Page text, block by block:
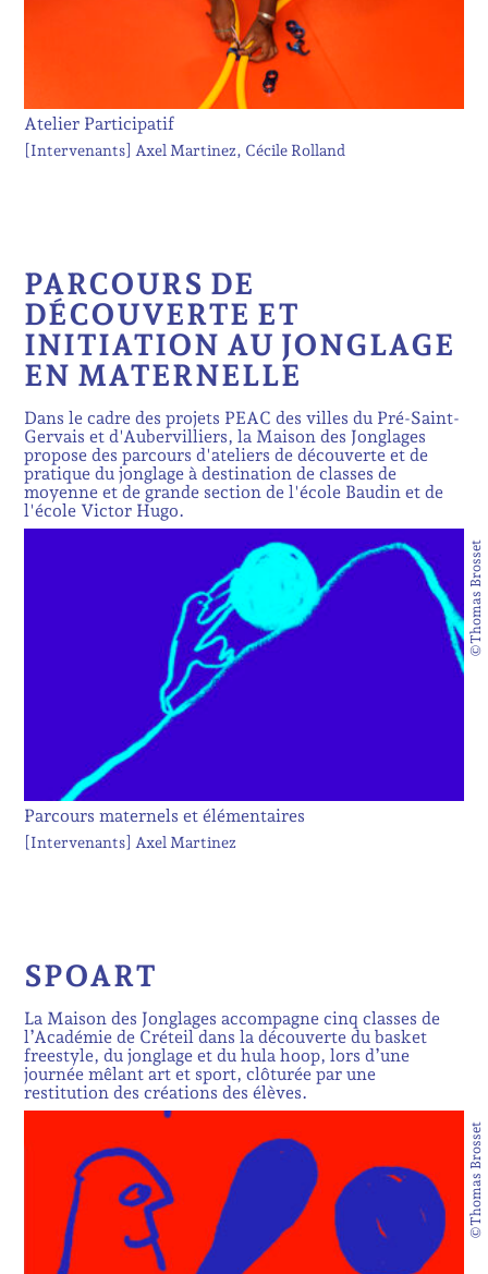
Atelier Participatif
[Intervenants] Axel Martinez Cécile Rolland
PARCOURS DE
DÉCOUVERTE ET
INITIATION AU JONGLAGE
EN MATERNELLE
Dans le cadre des projets PEAC des villes du Pré-Saint-
Gervais et d'Aubervilliers, la Maison des Jonglages
propose des parcours d'ateliers de découverte et de
pratique du jonglage à destination de classes de
moyenne et de grande section de l'école Baudin et de
l'école Victor Hugo.
©Thomas Brosset
Parcours maternels et élémentaires
[Intervenants] Axel Martinez
SPOART
La Maison des Jonglages accompagne cinq classes de
l’Académie de Créteil dans la découverte du basket
freestyle, du jonglage et du hula hoop, lors d’une
journée mêlant art et sport, clôturée par une
restitution des créations des élèves.
©Thomas Brosset